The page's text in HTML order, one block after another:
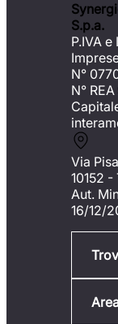
S.p.a.
P.IVA
N°
N°
Via
10152 -
Aut.
16/12/